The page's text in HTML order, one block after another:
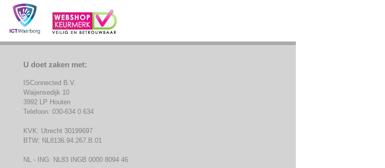
U doet zaken met:
ISConnected B.V.
Waijensedijk 10
3992 LP Houten
Telefoon: 030-634 0 634
KVK: Utrecht 30199697
BTW: NL8136.94.267.B.01
NL - ING: NL83 INGB 0000 8094 46